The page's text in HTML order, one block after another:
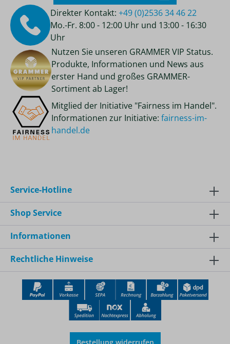
Direkter Kontakt:+49 (0)2536 34 46 22
Mo.-Fr. 8:00 - 12:00 Uhr und 13:00 - 16:30
Uhr
Nutzen Sie unseren GRAMMER VIP Status.
Produkte, Informationen und News aus
erster Hand und großes GRAMMER-
Sortiment ab Lager!
Mitglied der Initiative "Fairness im Handel".
Informationen zur Initiative: fairness-im-
handel.de
Service-Hotline
Shop Service
Informationen
Rechtliche Hinweise